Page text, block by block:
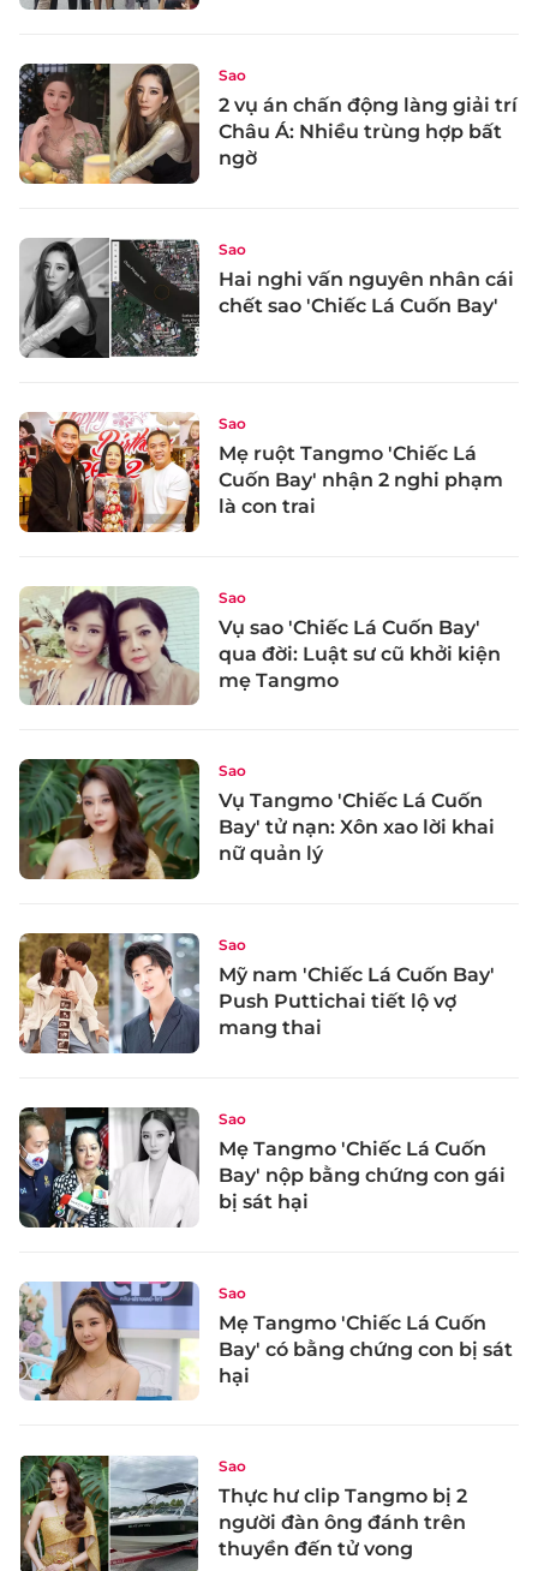
Sao
2 vụ án chấn động làng giải trí
Châu Á: Nhiều trùng hợp bất
ngờ
Sao
Hai nghi vấn nguyên nhân cái
chết sao 'Chiếc Lá Cuốn Bay'
Sao
Mẹ ruột Tangmo 'Chiếc Lá
Cuốn Bay' nhận 2 nghi phạm
là con trai
Sao
Vụ sao 'Chiếc Lá Cuốn Bay'
qua đời: Luật sư cũ khởi kiện
mẹ Tangmo
Sao
Vụ Tangmo 'Chiếc Lá Cuốn
Bay' tử nạn: Xôn xao lời khai
nữ quản lý
Sao
Mỹ nam 'Chiếc Lá Cuốn Bay'
Push Puttichai tiết lộ vợ
mang thai
Sao
Mẹ Tangmo 'Chiếc Lá Cuốn
Bay' nộp bằng chứng con gái
bị sát hại
Sao
Mẹ Tangmo 'Chiếc Lá Cuốn
Bay' có bằng chứng con bị sát
hại
Sao
Thực hư clip Tangmo bị 2
người đàn ông đánh trên
thuyền đến tử vong